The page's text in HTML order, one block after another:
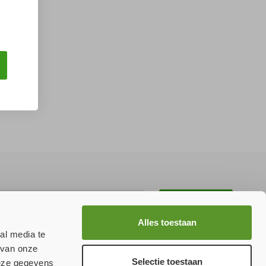
media te
onze
gegevens
Alles toestaan
Selectie toestaan
Aanmelden